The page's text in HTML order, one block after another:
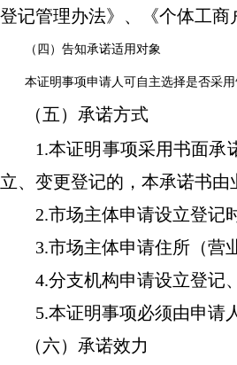
登记管理办法》、《个体工商
（四）告知承诺适用对象
本证明事项申请人可自主选择是否采用
（五）承诺方式
1.本证明事项采用书面承
立、变更登记的，本承诺书由
2.市场主体申请设立登记
3.市场主体申请住所（营
4.分支机构申请设立登记
5.本证明事项必须由申请
（六）承诺效力